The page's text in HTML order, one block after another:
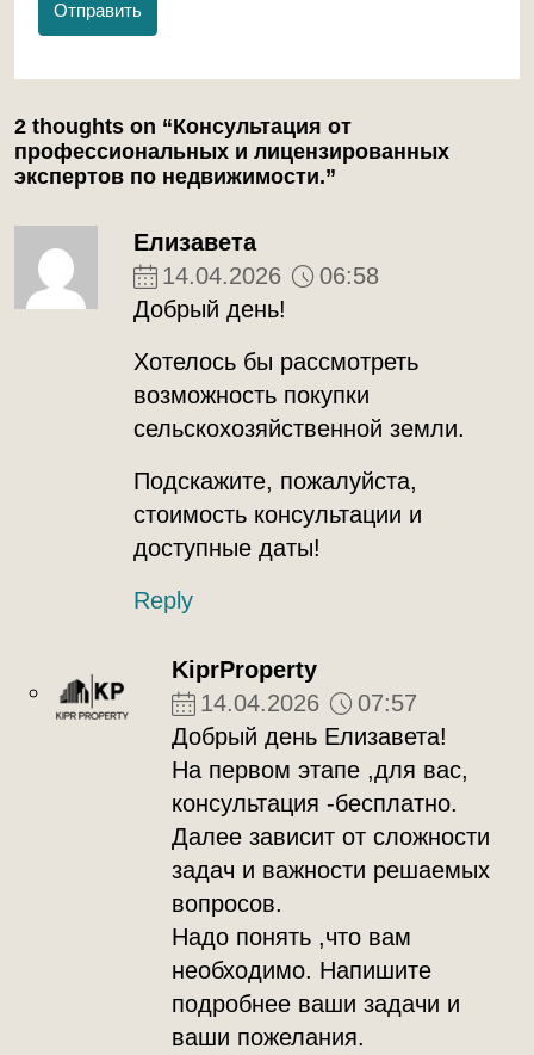
Отправить
2 thoughts on “Консультация от
профессиональных и лицензированных
экспертов по недвижимости.”
Елизавета
14.04.2026
06:58
Добрый день!
Хотелось бы рассмотреть
возможность покупки
сельскохозяйственной земли.
Подскажите, пожалуйста,
стоимость консультации и
доступные даты!
Reply
KiprProperty
14.04.2026
07:57
Добрый день Елизавета!
На первом этапе ,для вас,
консультация -бесплатно.
Далее зависит от сложности
задач и важности решаемых
вопросов.
Надо понять ,что вам
необходимо. Напишите
подробнее ваши задачи и
ваши пожелания.